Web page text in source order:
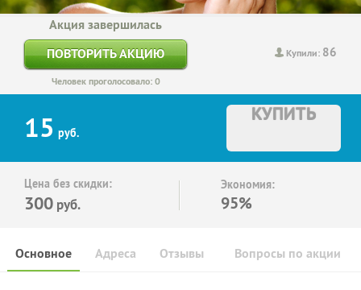
Купили: 86
Акция завершилась
ПОВТОРИТЬ АКЦИЮ
Человек проголосовало: 0
15 руб.
КУПИТЬ
Цена без скидки:
300 руб.
Экономия:
95%
Основное Отзывы Вопросы по акции
Адреса